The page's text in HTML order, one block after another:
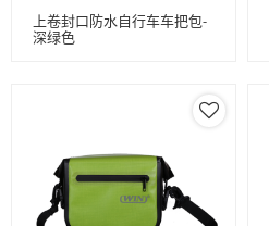
上卷封口防水自行车车把包-
深绿色